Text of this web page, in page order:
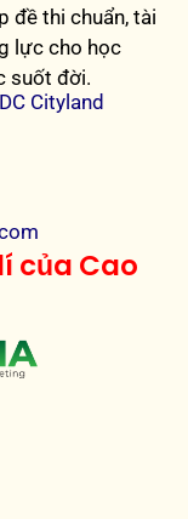
đề thi chuẩn, tài
lực cho học
suốt đời.
Cityland
của Cao